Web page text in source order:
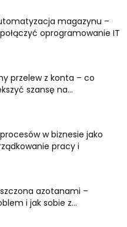
magazynu –
oprogramowanie IT
przelew z konta – co
szansę na...
w biznesie jako
pracy i
azotanami –
i jak sobie z...